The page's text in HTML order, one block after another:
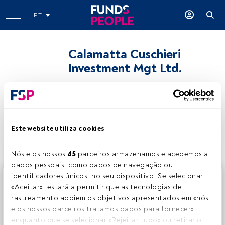
Este website utiliza cookies
Nós e os nossos 45 parceiros armazenamos e acedemos a
dados pessoais, como dados de navegação ou
identificadores únicos, no seu dispositivo. Se selecionar
«Aceitar», estará a permitir que as tecnologias de
rastreamento apoiem os objetivos apresentados em «nós
e os nossos parceiros tratamos dados para fornecer»,
enquanto que se selecionar «Rejeitar tudo» ou retirar o
PT
Calamatta Cuschieri
Investment Mgt Ltd.
Este é um artigo exclusivo para os utilizadores registados
da FundsPeople. Se já estiver registado, aceda através do
botão Login. Se ainda não tem conta, convidamo-lo a
registar-se e a desfrutar de todo o universo que a
FundsPeople oferece.